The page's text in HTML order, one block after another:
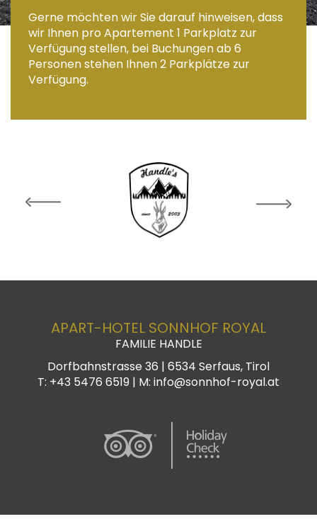
Gerne möchten wir Sie darauf hinweisen, dass
wir Ihnen pro Apartement 1 Parkplatz zur
Verfügung stellen, bei Buchungen ab 6
Personen stehen Ihnen 2 Parkplätze zur
Verfügung.
APART-HOTEL SONNHOF ROYAL
FAMILIE HANDLE
Dorfbahnstrasse 36 | 6534 Serfaus, Tirol
T: +43 5476 6519 | M: info@sonnhof-royal.at